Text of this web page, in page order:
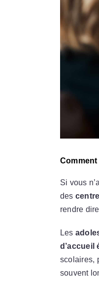
Si vous
des
rendre
Les
d’accueil
scolaires,
souvent